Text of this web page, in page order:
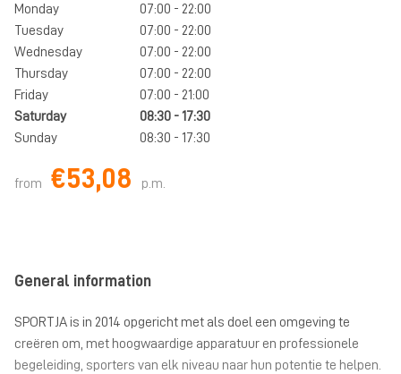
Monday
07:00 - 22:00
Tuesday
07:00 - 22:00
Wednesday
07:00 - 22:00
Thursday
07:00 - 22:00
Friday
07:00 - 21:00
Saturday
08:30 - 17:30
Sunday
08:30 - 17:30
from €53,08 p.m.
General information
SPORTJA is in 2014 opgericht met als doel een omgeving te
creëren om, met hoogwaardige apparatuur en professionele
begeleiding, sporters van elk niveau naar hun potentie te helpen.